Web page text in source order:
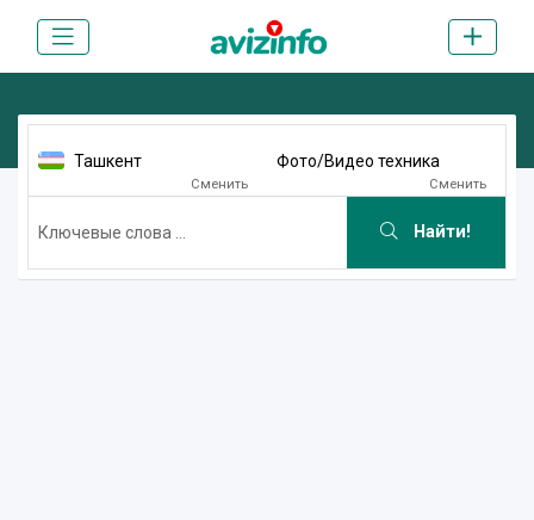
Ташкент
Сменить
Фото/Видео техника
Сменить
Найти!